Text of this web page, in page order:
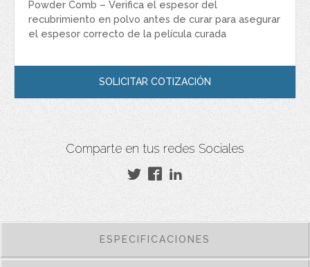
Powder Comb – Verifica el espesor del
recubrimiento en polvo antes de curar para asegurar
el espesor correcto de la película curada
SOLICITAR COTIZACIÓN
Comparte en tus redes Sociales
ESPECIFICACIONES